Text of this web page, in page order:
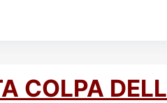
COLPA